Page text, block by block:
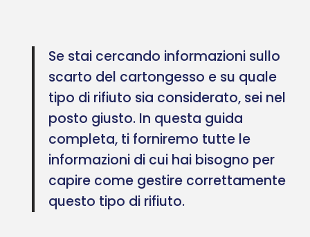
Se stai cercando informazioni sullo
scarto del cartongesso e su quale
tipo di rifiuto sia considerato, sei nel
posto giusto. In questa guida
completa, ti forniremo tutte le
informazioni di cui hai bisogno per
capire come gestire correttamente
questo tipo di rifiuto.